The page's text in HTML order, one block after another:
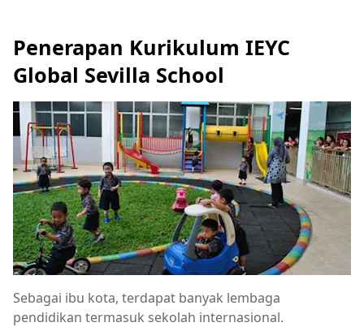
Penerapan Kurikulum IEYC
Global Sevilla School
Sebagai ibu kota, terdapat banyak lembaga
pendidikan termasuk sekolah internasional.